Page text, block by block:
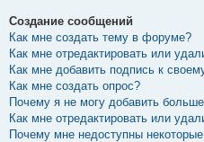
Создание сообщений
Как мне создать тему в форуме?
Как мне отредактировать или
Как мне добавить подпись к
Как мне создать опрос?
Почему я не могу добавить
Как мне отредактировать или
Почему мне недоступны